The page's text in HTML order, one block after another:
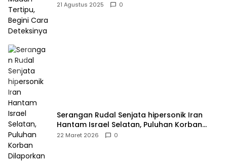
21 Agustus 2025 0
Serangan Rudal Senjata hipersonik Iran
Hantam Israel Selatan, Puluhan Korban
Dilaporkan Meninggal dan Ratusan Terluka
22 Maret 2026 0